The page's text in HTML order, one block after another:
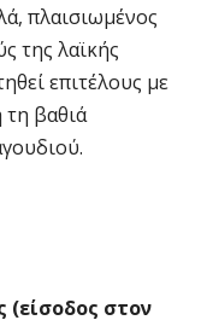
πλαισιωμένος
της λαϊκής
επιτέλους με
τη βαθιά
(είσοδος στον